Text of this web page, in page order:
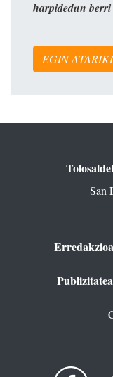
harpidedun berri
EGIN
San